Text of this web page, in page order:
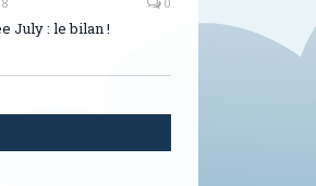
July : le bilan !